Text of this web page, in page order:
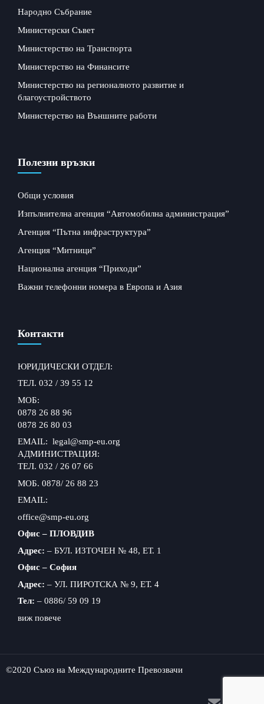
Народно Събрание
Министерски Съвет
Министерство на Транспорта
Министерство на Финансите
Министерство на регионалното развитие и
благоустройството
Министерство на Външните работи
Полезни връзки
Общи условия
Изпълнителна агенция “Автомобилна администрация”
Агенция “Пътна инфраструктура”
Агенция “Митници”
Национална агенция “Приходи”
Важни телефонни номера в Европа и Азия
Контакти
ЮРИДИЧЕСКИ ОТДЕЛ:
ТЕЛ. 032 / 39 55 12
МОБ:
0878 26 88 96
0878 26 80 03
EMAIL: legal@smp-eu.org
АДМИНИСТРАЦИЯ:
ТЕЛ. 032 / 26 07 66
МОБ. 0878/ 26 88 23
EMAIL:
office@smp-eu.org
Офис – ПЛОВДИВ
Адрес: – БУЛ. ИЗТОЧЕН № 48, ЕТ. 1
Офис – София
Адрес: – УЛ. ПИРОТСКА № 9, ЕТ. 4
Тел: – 0886/ 59 09 19
виж повече
©2020 Съюз на Международните Превозвачи